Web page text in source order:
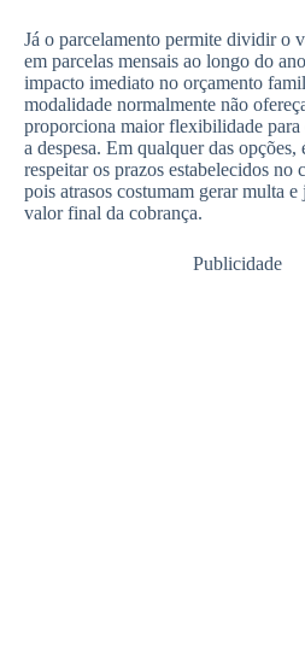
Já o parcelamento permite dividir o
em parcelas mensais ao longo do
impacto imediato no orçamento
modalidade normalmente não
proporciona maior flexibilidade
a despesa. Em qualquer das opções,
respeitar os prazos estabelecidos no
pois atrasos costumam gerar multa
valor final da cobrança.
Publicidade